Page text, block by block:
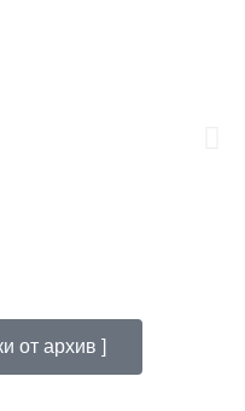
от архив ]